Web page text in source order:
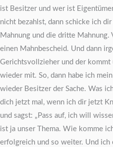
ist Besitzer und wer ist
nicht bezahlst, dann schicke ich
Mahnung und die dritte
einen Mahnbescheid. Und dann
Gerichtsvollzieher und der kommt
wieder mit. So, dann habe ich
wieder Besitzer der Sache. Was
dich jetzt mal, wenn ich dir jetzt
und sagst: „Pass auf, ich will
ist ja unser Thema. Wie komme
erfolgreich und so weiter. Und ich